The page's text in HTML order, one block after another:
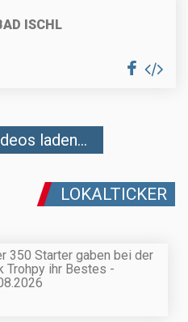
ISCHL
laden...
LOKALTICKER
350 Starter gaben bei der
Trohpy ihr Bestes -